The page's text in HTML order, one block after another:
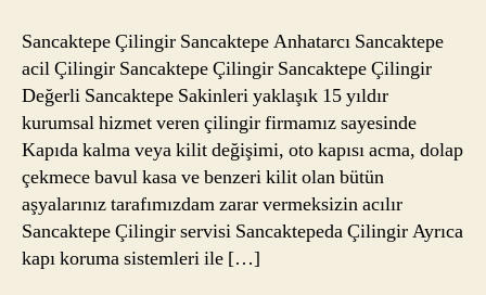
Sancaktepe Çilingir Sancaktepe Anhatarcı Sancaktepe
acil Çilingir Sancaktepe Çilingir Sancaktepe Çilingir
Değerli Sancaktepe Sakinleri yaklaşık 15 yıldır
kurumsal hizmet veren çilingir firmamız sayesinde
Kapıda kalma veya kilit değişimi, oto kapısı acma, dolap
çekmece bavul kasa ve benzeri kilit olan bütün
aşyalarınız tarafımızdam zarar vermeksizin acılır
Sancaktepe Çilingir servisi Sancaktepeda Çilingir Ayrıca
kapı koruma sistemleri ile […]